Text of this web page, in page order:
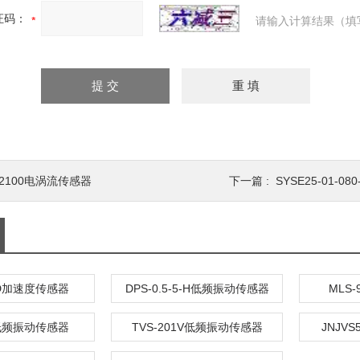
： 请输入计算结果（
电涡流传感器 下一篇 : SYSE25-01-
速度传感器 DPS-0.5-5-H低频振动传感器 MLS-
振动传感器 TVS-201V低频振动传感器